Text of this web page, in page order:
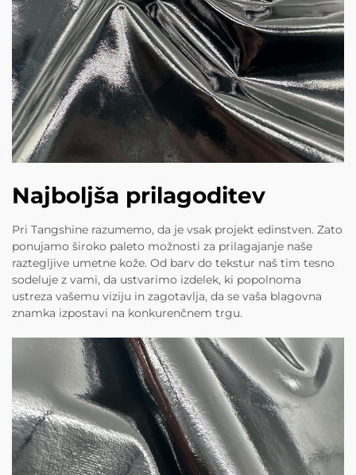
Najboljša prilagoditev
Pri Tangshine razumemo, da je vsak projekt edinstven. Zato
ponujamo široko paleto možnosti za prilagajanje naše
raztegljive umetne kože. Od barv do tekstur naš tim tesno
sodeluje z vami, da ustvarimo izdelek, ki popolnoma
ustreza vašemu viziju in zagotavlja, da se vaša blagovna
znamka izpostavi na konkurenčnem trgu.